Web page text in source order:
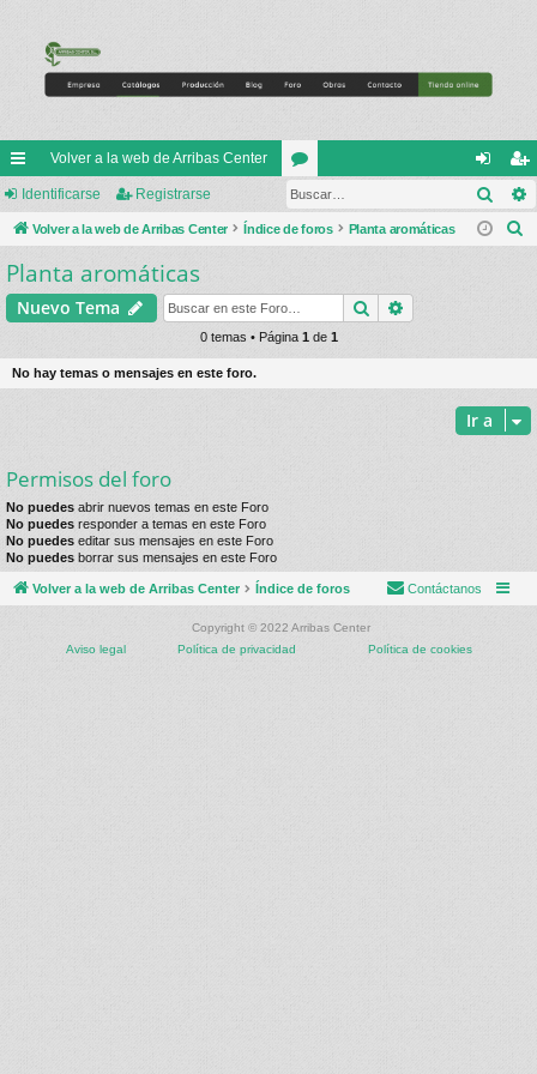
nl
ac
es
rá
do
Volver a la web de Arribas Center
or
os
de
nti
eg
ist
Identificarse Registrarse
Volver a la web de Arribas Center Índice de foros Planta aromáticas
r
Planta aromáticas
Nuevo Tema Buscar
0 temas • Página 1de 1
No hay temas o mensajes en este foro.
Ir a
Permisos del foro
No puedes abrir nuevos temas en este Foro
No puedes responder a temas en este Foro
No puedes editar sus mensajes en este Foro
No puedes borrar sus mensajes en este Foro
Volver a la web de Arribas Center Índice de foros Contáctanos
Copyright © 2022 Arribas Center
Aviso legal
Política de privacidad Política de cookies